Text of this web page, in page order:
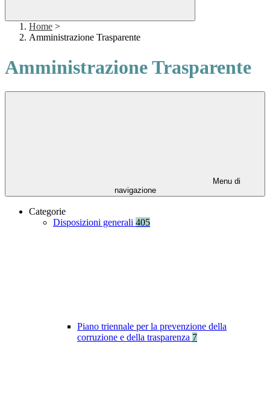
Home >
Amministrazione Trasparente
Amministrazione Trasparente
Menu di
navigazione
Categorie
Disposizioni generali 405
Piano triennale per la prevenzione della
corruzione e della trasparenza 7